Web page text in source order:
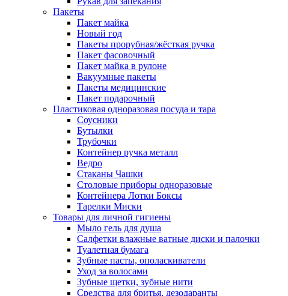
Пакеты
Пакет майка
Новый год
Пакеты прорубная/жёсткая ручка
Пакет фасовочный
Пакет майка в рулоне
Вакуумные пакеты
Пакеты медицинские
Пакет подарочный
Пластиковая одноразовая посуда и тара
Соусники
Бутылки
Трубочки
Контейнер ручка металл
Ведро
Стаканы Чашки
Столовые приборы одноразовые
Контейнера Лотки Боксы
Тарелки Миски
Товары для личной гигиены
Мыло гель для душа
Салфетки влажные ватные диски и палочки
Туалетная бумага
Зубные пасты, ополаскиватели
Уход за волосами
Зубные щетки, зубные нити
Средства для бритья, дезодаранты